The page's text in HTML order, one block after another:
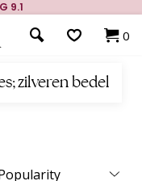
9.1
0
zilveren bedel